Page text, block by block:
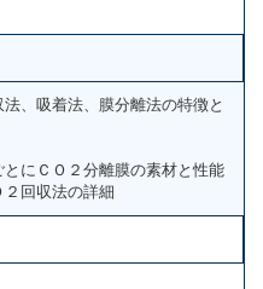
、吸着法、膜分離法の特徴と
にＣＯ２分離膜の素材と性能
２回収法の詳細